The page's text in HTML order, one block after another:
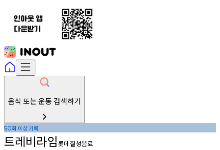
음식 또는 운동 검색하기
50회 이상기록
트레비라임롯데칠성음료